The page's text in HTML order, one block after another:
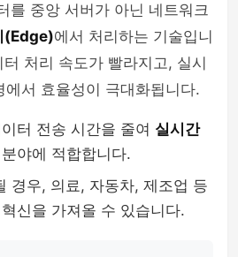
를 중앙 서버가 아닌 네트워크
(Edge)에서 처리하는 기술입니
처리 속도가 빨라지고, 실시
서 효율성이 극대화됩니다.
터 전송 시간을 줄여 실시간
야에 적합합니다.
경우, 의료, 자동차, 제조업 등
신을 가져올 수 있습니다.